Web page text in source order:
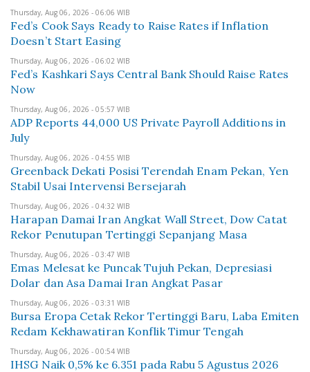
Thursday, Aug 06, 2026 - 06:06 WIB
Fed’s Cook Says Ready to Raise Rates if Inflation
Doesn’t Start Easing
Thursday, Aug 06, 2026 - 06:02 WIB
Fed’s Kashkari Says Central Bank Should Raise Rates
Now
Thursday, Aug 06, 2026 - 05:57 WIB
ADP Reports 44,000 US Private Payroll Additions in
July
Thursday, Aug 06, 2026 - 04:55 WIB
Greenback Dekati Posisi Terendah Enam Pekan, Yen
Stabil Usai Intervensi Bersejarah
Thursday, Aug 06, 2026 - 04:32 WIB
Harapan Damai Iran Angkat Wall Street, Dow Catat
Rekor Penutupan Tertinggi Sepanjang Masa
Thursday, Aug 06, 2026 - 03:47 WIB
Emas Melesat ke Puncak Tujuh Pekan, Depresiasi
Dolar dan Asa Damai Iran Angkat Pasar
Thursday, Aug 06, 2026 - 03:31 WIB
Bursa Eropa Cetak Rekor Tertinggi Baru, Laba Emiten
Redam Kekhawatiran Konflik Timur Tengah
Thursday, Aug 06, 2026 - 00:54 WIB
IHSG Naik 0,5% ke 6.351 pada Rabu 5 Agustus 2026